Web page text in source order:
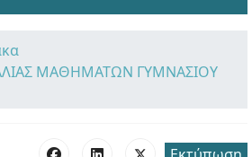
ΜΑΘΗΜΑΤΩΝ ΓΥΜΝΑΣΙΟΥ